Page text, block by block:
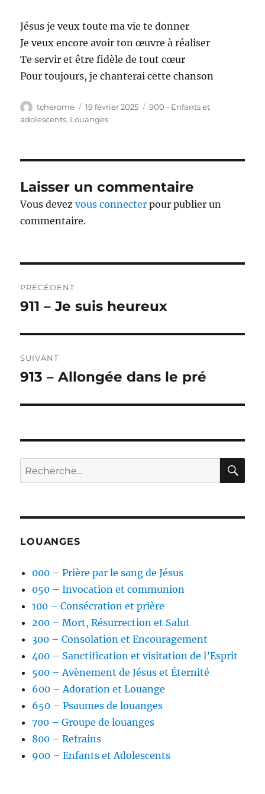
Jésus je veux toute ma vie te donner
Je veux encore avoir ton œuvre à réaliser
Te servir et être fidèle de tout cœur
Pour toujours, je chanterai cette chanson
Auteur
tcherome
Publié
le
19 février 2025 Catégories
900 - Enfants et
adolescents, Louanges
Laisser un commentaire
Vous devezvous connecter pour publier un
commentaire.
de
PRÉCÉDENT
Publication
911 – Je suis heureux
SUIVANT
Publication
913 – Allongée dans le pré
Recherche
pour :
LOUANGES
000 – Prière par le sang de Jésus
050 – Invocation et communion
100 – Consécration et prière
200 – Mort, Résurrection et Salut
300 – Consolation et Encouragement
400 – Sanctification et visitation de l’Esprit
500 – Avènement de Jésus et Éternité
600 – Adoration et Louange
650 – Psaumes de louanges
700 – Groupe de louanges
800 – Refrains
900 – Enfants et Adolescents